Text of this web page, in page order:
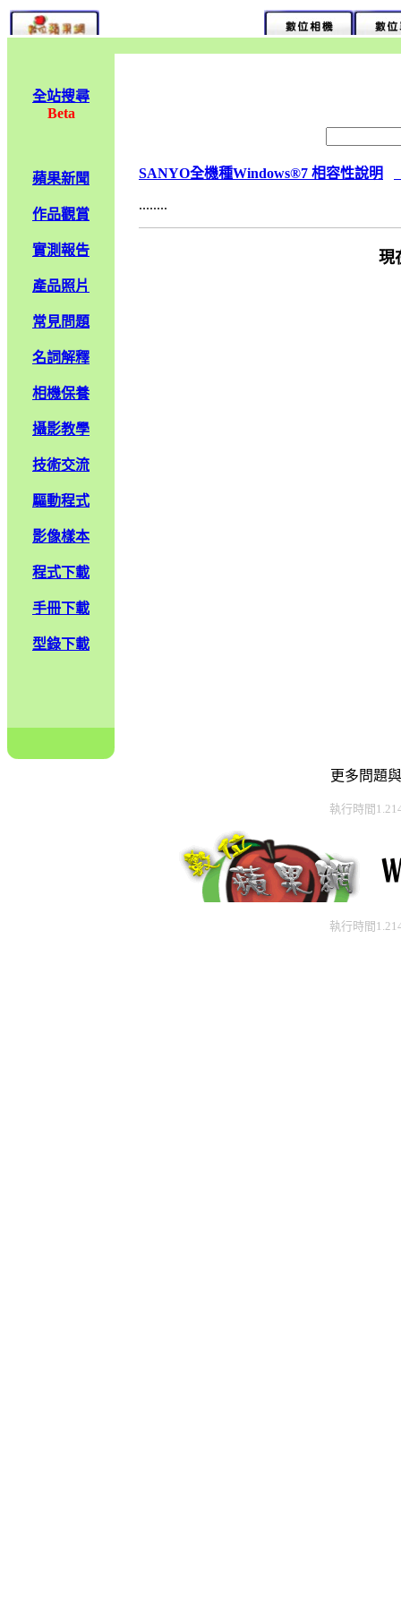
全站搜尋
Beta
蘋果新聞
作品觀賞
實測報告
產品照片
常見問題
名詞解釋
相機保養
攝影教學
技術交流
驅動程式
影像樣本
程式下載
手冊下載
型錄下載
SANYO全機種Windows®7 相容性說明
........
現
更多問題
執行時間
執行時間